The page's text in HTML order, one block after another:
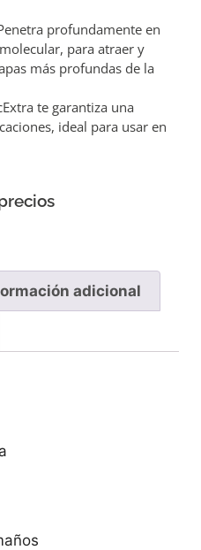
profundamente en
para atraer y
más profundas de la
te garantiza una
ideal para usar en
adicional